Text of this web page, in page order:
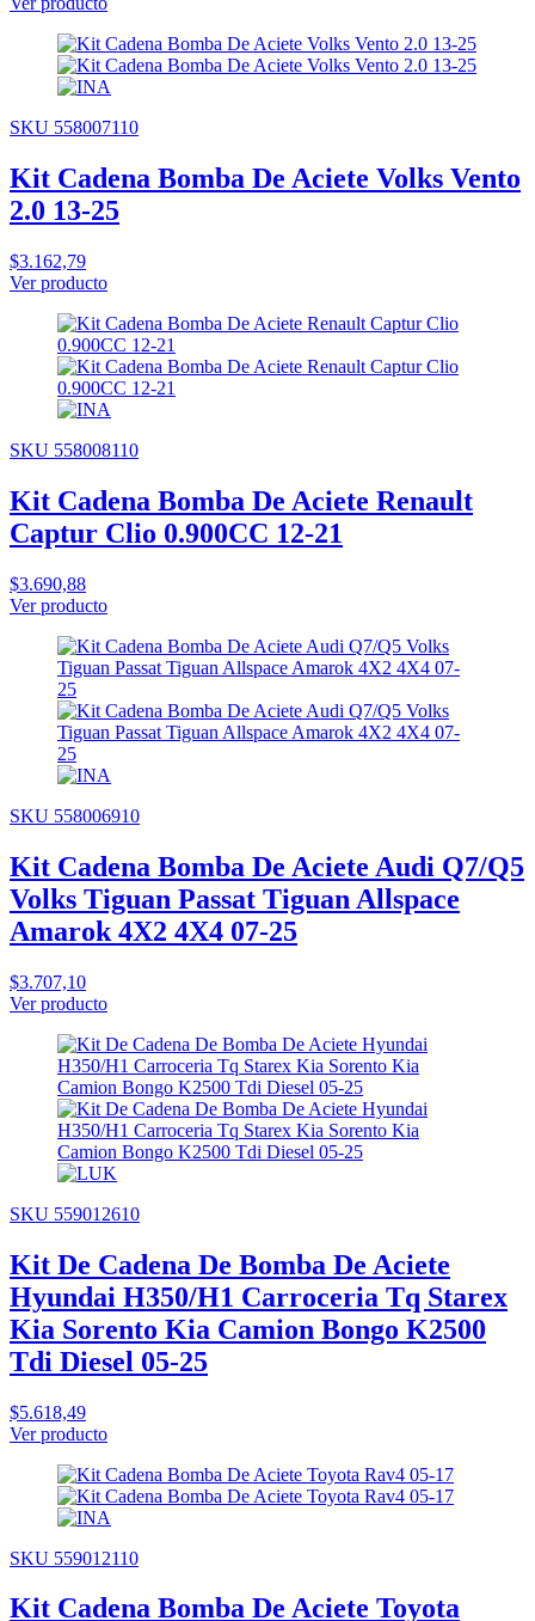
SKU 558007110
Kit Cadena Bomba De Aciete Volks Vento
2.0 13-25
$3.162,79
Ver producto
SKU 558008110
Kit Cadena Bomba De Aciete Renault
Captur Clio 0.900CC 12-21
$3.690,88
Ver producto
SKU 558006910
Kit Cadena Bomba De Aciete Audi Q7/Q5
Volks Tiguan Passat Tiguan Allspace
Amarok 4X2 4X4 07-25
$3.707,10
Ver producto
SKU 559012610
Kit De Cadena De Bomba De Aciete
Hyundai H350/H1 Carroceria Tq Starex
Kia Sorento Kia Camion Bongo K2500
Tdi Diesel 05-25
$5.618,49
Ver producto
SKU 559012110
Kit Cadena Bomba De Aciete Toyota